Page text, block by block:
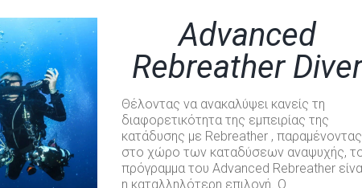
Advanced
Rebreather
Θέλοντας να ανακαλύψει κανείς τη
διαφορετικότητα της εμπειρίας της
κατάδυσης με Rebreather , παραμένοντας
στο χώρο των καταδύσεων αναψυχής,
πρόγραμμα του Advanced Rebreather
η καταλληλότερη επιλογή. Ο